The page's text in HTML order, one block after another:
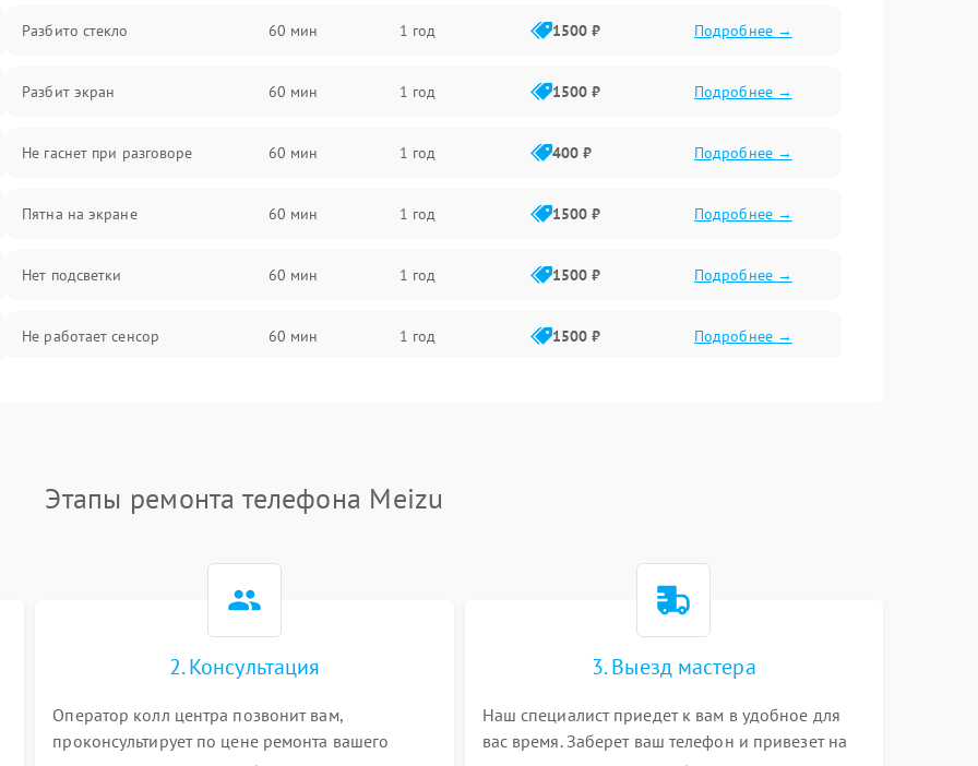
Разбито стекло 60 мин 1 год 1500 ₽ Подробнее →
Разбит экран 60 мин 1 год 1500 ₽ Подробнее →
Не гаснет при разговоре 60 мин 1 год 400 ₽ Подробнее →
Пятна на экране 60 мин 1 год 1500 ₽ Подробнее →
Нет подсветки 60 мин 1 год 1500 ₽ Подробнее →
Не работает сенсор 60 мин 1 год 1500 ₽ Подробнее →
Не работает Face ID 60 мин
Этапы ремонта телефона Meizu
2. Консультация
Оператор колл центра позвонит вам,
проконсультирует по цене ремонта вашего
3. Выезд мастера
Наш специалист приедет к вам в удобное для
вас время. Заберет ваш телефон и привезет на